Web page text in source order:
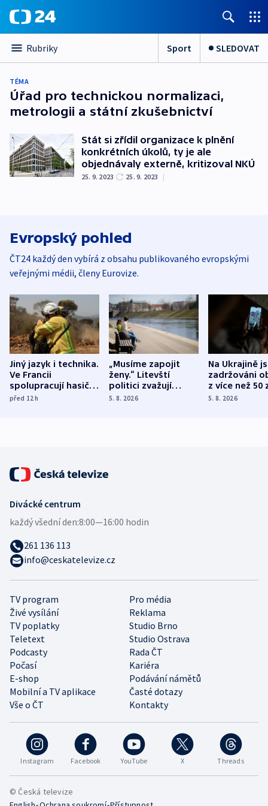
Rubriky Sport SLEDOVAT
TÉMA
Úřad pro technickou normalizaci,
metrologii a státní zkušebnictví
Stát si zřídil organizace k plnění
konkrétních úkolů, ty je ale
objednávaly externě, kritizoval NKÚ
25. 9. 2023 25. 9. 2023 |
Evropský pohled
ČT24 každý den vybírá z obsahu publikovaného evropskými
veřejnými médii, členy Eurovize.
Jiný jazyk i technika.
Ve Francii
spolupracují hasiči z
různých zemí
před 12h
„Musíme zapojit
ženy.“ Litevští
politici zvažují
dohodu o
5. 8. 2026
Na Ukrajině
zadržováni
z více než 50
Bojovali na
5. 8. 2026
Instagram Facebook YouTube X Threads
TV program
Pro média
Živé vysílání
Reklama
TV poplatky
Studio Brno
Teletext
Studio Ostrava
Podcasty
Rada ČT
Počasí
Kariéra
E-shop
Podávání námětů
Mobilní a TV aplikace
Časté dotazy
Vše o ČT
Kontakty
Divácké centrum
každý všední den:8:00—16:00 hodin
261 136 113
info@ceskatelevize.cz
© Česká televize